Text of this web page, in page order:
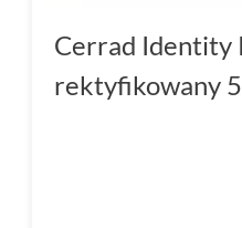
Cerrad Identity
rektyfikowany